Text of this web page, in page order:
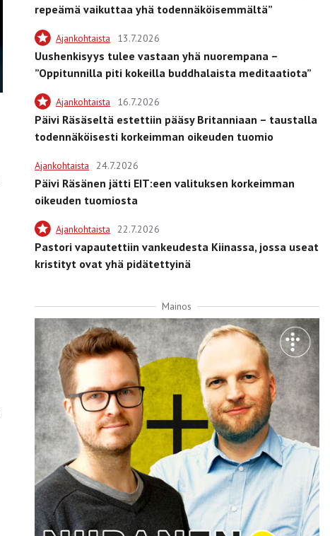
repeämä vaikuttaa yhä todennäköisemmältä”
Ajankohtaista 13.7.2026
Uushenkisyys tulee vastaan yhä nuorempana –
”Oppitunnilla piti kokeilla buddhalaista meditaatiota”
Ajankohtaista 16.7.2026
Päivi Räsäseltä estettiin pääsy Britanniaan – taustalla
todennäköisesti korkeimman oikeuden tuomio
Ajankohtaista 24.7.2026
Päivi Räsänen jätti EIT:een valituksen korkeimman
oikeuden tuomiosta
Ajankohtaista 22.7.2026
Pastori vapautettiin vankeudesta Kiinassa, jossa useat
kristityt ovat yhä pidätettyinä
Mainos